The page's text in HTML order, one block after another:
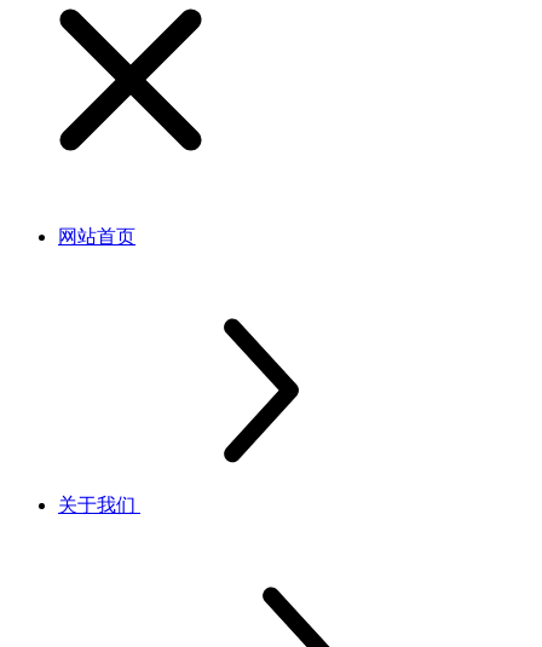
网站首页
关于我们